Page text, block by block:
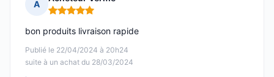
A
Note : 5 sur 5
Publié le 22/04/2024 à 20h24
suite à un achat du 28/03/2024
bon produits livraison rapide